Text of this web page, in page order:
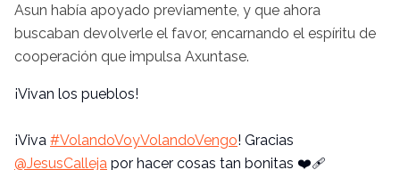
Asun había apoyado previamente, y que ahora
buscaban devolverle el favor, encarnando el espíritu de
cooperación que impulsa Axuntase.
¡Vivan los pueblos!
¡Viva #VolandoVoyVolandoVengo! Gracias
@JesusCalleja por hacer cosas tan bonitas ❤️‍🩹